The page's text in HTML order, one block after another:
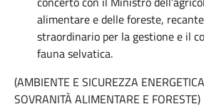
alimentare e delle foreste,
straordinario per la gestione e il
fauna selvatica.
(AMBIENTE E SICUREZZA
SOVRANITÀ ALIMENTARE E FORESTE)